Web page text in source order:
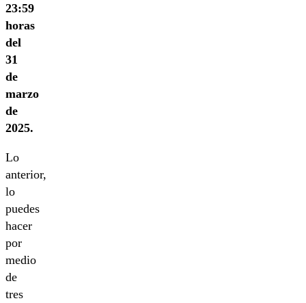
23:59
horas
del
31
de
marzo
de
2025.
Lo
anterior,
lo
puedes
hacer
por
medio
de
tres